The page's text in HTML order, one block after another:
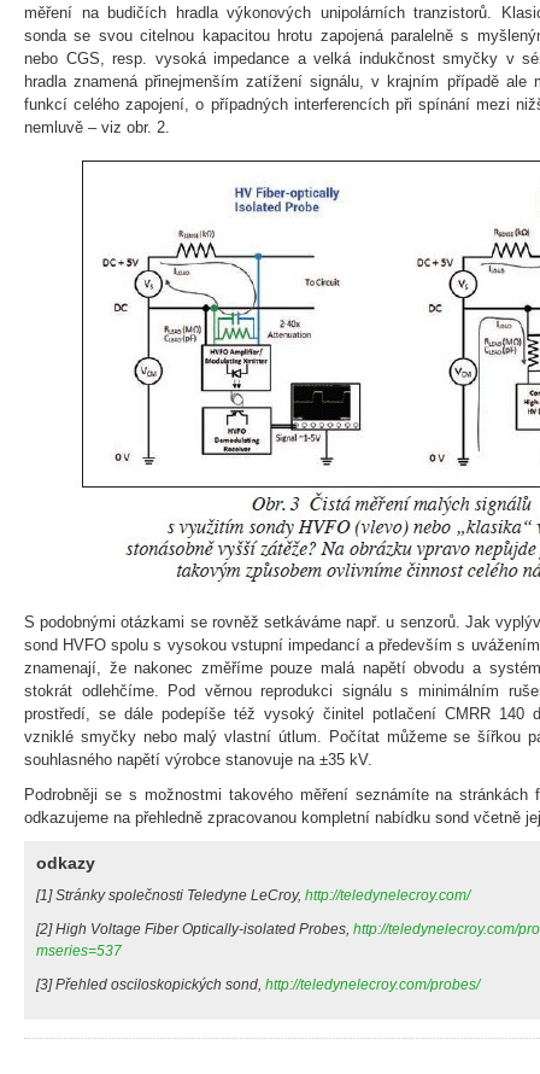
měření na budičích hradla výkonových unipolárních tranzistorů.
sonda se svou citelnou kapacitou hrotu zapojená paralelně s
nebo CGS, resp. vysoká impedance a velká indukčnost smyčky v
hradla znamená přinejmenším zatížení signálu, v krajním případě ale
funkcí celého zapojení, o případných interferencích při spínání mezi
nemluvě – viz obr. 2.
S podobnými otázkami se rovněž setkáváme např. u senzorů. Jak
sond HVFO spolu s vysokou vstupní impedancí a především s
znamenají, že nakonec změříme pouze malá napětí obvodu a
stokrát odlehčíme. Pod věrnou reprodukci signálu s minimálním
prostředí, se dále podepíše též vysoký činitel potlačení CMRR 140
vzniklé smyčky nebo malý vlastní útlum. Počítat můžeme se šířkou
souhlasného napětí výrobce stanovuje na ±35 kV.
Podrobněji se s možnostmi takového měření seznámíte na stránkách
odkazujeme na přehledně zpracovanou kompletní nabídku sond včetně
odkazy
[1] Stránky společnosti Teledyne LeCroy, http://teledynelecroy.com/
[2] High Voltage Fiber Optically-isolated Probes, http://teledynelecroy.com/
mseries=537
[3] Přehled osciloskopických sond, http://teledynelecroy.com/probes/